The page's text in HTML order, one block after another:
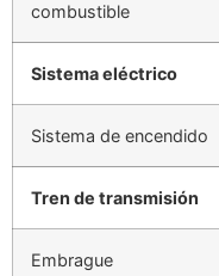
combustible
Sistema eléctrico
Sistema de encendido
Tren de transmisión
Embrague